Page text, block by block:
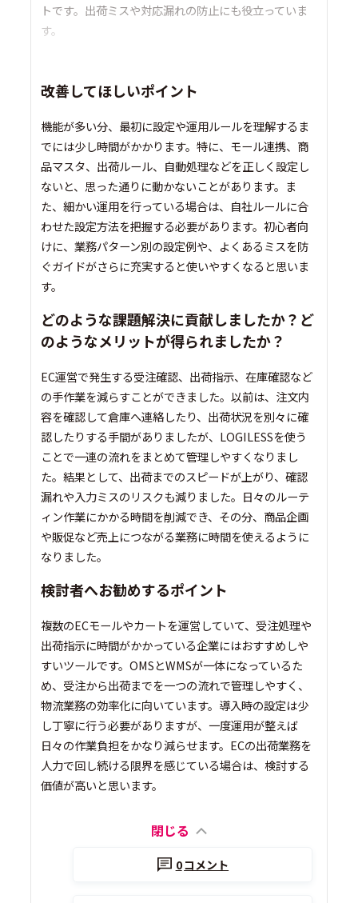
トです。出荷ミスや対応漏れの防止にも役立っていま
す。
改善してほしいポイント
機能が多い分、最初に設定や運用ルールを理解するま
でには少し時間がかかります。特に、モール連携、商
品マスタ、出荷ルール、自動処理などを正しく設定し
ないと、思った通りに動かないことがあります。ま
た、細かい運用を行っている場合は、自社ルールに合
わせた設定方法を把握する必要があります。初心者向
けに、業務パターン別の設定例や、よくあるミスを防
ぐガイドがさらに充実すると使いやすくなると思いま
す。
どのような課題解決に貢献しましたか？ど
のようなメリットが得られましたか？
EC運営で発生する受注確認、出荷指示、在庫確認など
の手作業を減らすことができました。以前は、注文内
容を確認して倉庫へ連絡したり、出荷状況を別々に確
認したりする手間がありましたが、LOGILESSを使う
ことで一連の流れをまとめて管理しやすくなりまし
た。結果として、出荷までのスピードが上がり、確認
漏れや入力ミスのリスクも減りました。日々のルーテ
ィン作業にかかる時間を削減でき、その分、商品企画
や販促など売上につながる業務に時間を使えるように
なりました。
検討者へお勧めするポイント
複数のECモールやカートを運営していて、受注処理や
出荷指示に時間がかかっている企業にはおすすめしや
すいツールです。OMSとWMSが一体になっているた
め、受注から出荷までを一つの流れで管理しやすく、
物流業務の効率化に向いています。導入時の設定は少
し丁寧に行う必要がありますが、一度運用が整えば
日々の作業負担をかなり減らせます。ECの出荷業務を
人力で回し続ける限界を感じている場合は、検討する
価値が高いと思います。
閉じる
0コメント